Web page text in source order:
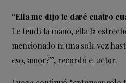
“Ella me dijo te daré cuatro
Le tendí la mano, ella la
mencionado ni una sola vez
eso, amor?”, recordó el actor.